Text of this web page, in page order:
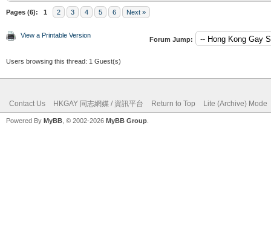
Pages (6): 1 2 3 4 5 6 Next »
View a Printable Version
Forum Jump:
Users browsing this thread: 1 Guest(s)
Contact Us HKGAY 同志網媒 / 資訊平台 Return to Top Lite (Archive) Mode
Powered By MyBB , © 2002-2026 MyBB Group